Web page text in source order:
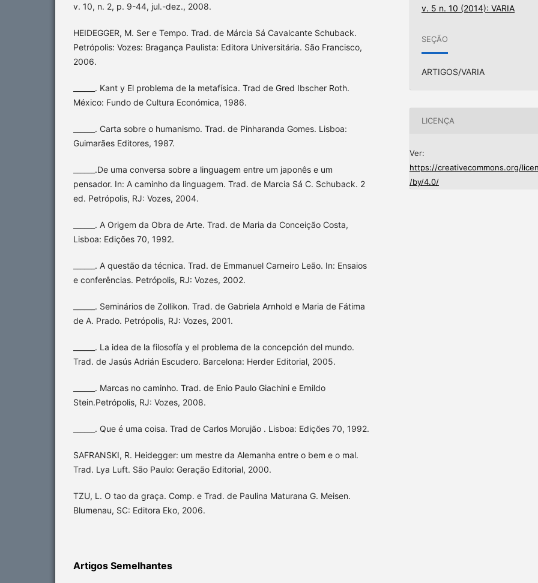
v. 10, n. 2, p. 9-44, jul.-dez., 2008.
HEIDEGGER, M. Ser e Tempo. Trad. de Márcia Sá Cavalcante Schuback.
Petrópolis: Vozes: Bragança Paulista: Editora Universitária. São Francisco,
2006.
______. Kant y El problema de la metafísica. Trad de Gred Ibscher Roth.
México: Fundo de Cultura Económica, 1986.
______. Carta sobre o humanismo. Trad. de Pinharanda Gomes. Lisboa:
Guimarães Editores, 1987.
______.De uma conversa sobre a linguagem entre um japonês e um
pensador. In: A caminho da linguagem. Trad. de Marcia Sá C. Schuback. 2
ed. Petrópolis, RJ: Vozes, 2004.
______. A Origem da Obra de Arte. Trad. de Maria da Conceição Costa,
Lisboa: Edições 70, 1992.
______. A questão da técnica. Trad. de Emmanuel Carneiro Leão. In: Ensaios
e conferências. Petrópolis, RJ: Vozes, 2002.
______. Seminários de Zollikon. Trad. de Gabriela Arnhold e Maria de Fátima
de A. Prado. Petrópolis, RJ: Vozes, 2001.
______. La idea de la filosofía y el problema de la concepción del mundo.
Trad. de Jasús Adrián Escudero. Barcelona: Herder Editorial, 2005.
______. Marcas no caminho. Trad. de Enio Paulo Giachini e Ernildo
Stein.Petrópolis, RJ: Vozes, 2008.
______. Que é uma coisa. Trad de Carlos Morujão . Lisboa: Edições 70, 1992.
SAFRANSKI, R. Heidegger: um mestre da Alemanha entre o bem e o mal.
Trad. Lya Luft. São Paulo: Geração Editorial, 2000.
TZU, L. O tao da graça. Comp. e Trad. de Paulina Maturana G. Meisen.
Blumenau, SC: Editora Eko, 2006.
v. 5 n. 10 (2014): VARIA
SEÇÃO
ARTIGOS/VARIA
LICENÇA
Ver:
https://creativecommons.org/
/by/4.0/
Artigos Semelhantes